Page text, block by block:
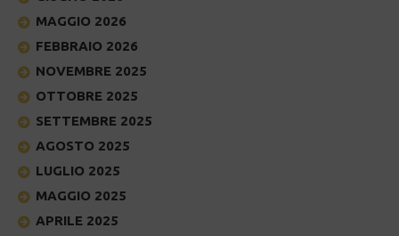
MAGGIO 2026
FEBBRAIO 2026
NOVEMBRE 2025
OTTOBRE 2025
SETTEMBRE 2025
AGOSTO 2025
LUGLIO 2025
MAGGIO 2025
APRILE 2025